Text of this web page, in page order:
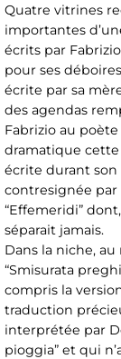
Quatre vitrines
importantes
écrits par
pour ses
écrite par sa
des agendas
Fabrizio au
dramatique cette
écrite durant
contresignée par
“Effemeridi”
séparait jamais.
Dans la niche, au
“Smisurata
compris la
traduction
interprétée par
pioggia” et qui